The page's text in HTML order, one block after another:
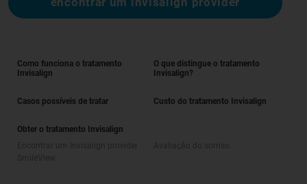
Como funciona o tratamento
Invisalign
O que distingue o tratamento
Invisalign?
Casos possíveis de tratar Custo do tratamento Invisalign
Obter o tratamento Invisalign